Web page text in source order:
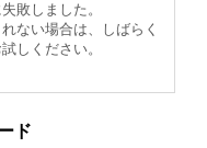
敗しました。
ない場合は、しばらく
しください。
ド